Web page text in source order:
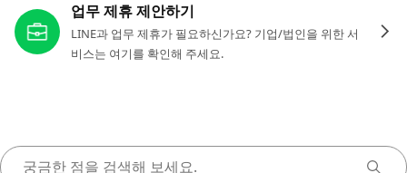
업무 제휴 제안하기
LINE과 업무 제휴가 필요하신가요? 기업/법인을 위한 서
비스는 여기를 확인해 주세요.